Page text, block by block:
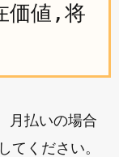
価値,将
月払いの場合
てください。